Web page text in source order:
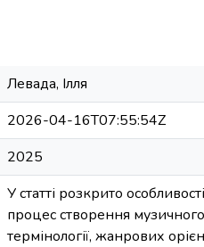
Левада, Ілля
2026-04-16T07:55:54Z
2025
У статті розкрито
процес створення
термінології, жанрових